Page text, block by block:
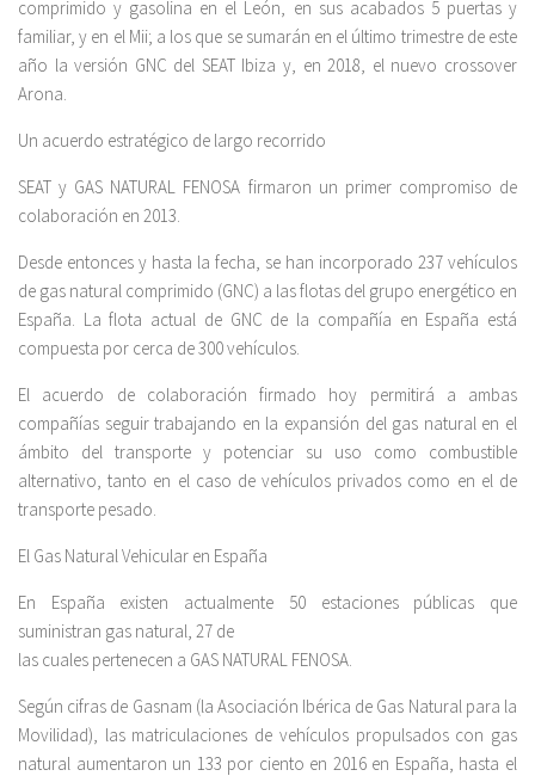
comprimido y gasolina en el León, en sus acabados 5 puertas y
familiar, y en el Mii; a los que se sumarán en el último trimestre de este
año la versión GNC del SEAT Ibiza y, en 2018, el nuevo crossover
Arona.
Un acuerdo estratégico de largo recorrido
SEAT y GAS NATURAL FENOSA firmaron un primer compromiso de
colaboración en 2013.
Desde entonces y hasta la fecha, se han incorporado 237 vehículos
de gas natural comprimido (GNC) a las flotas del grupo energético en
España. La flota actual de GNC de la compañía en España está
compuesta por cerca de 300 vehículos.
El acuerdo de colaboración firmado hoy permitirá a ambas
compañías seguir trabajando en la expansión del gas natural en el
ámbito del transporte y potenciar su uso como combustible
alternativo, tanto en el caso de vehículos privados como en el de
transporte pesado.
El Gas Natural Vehicular en España
En España existen actualmente 50 estaciones públicas que
suministran gas natural, 27 de
las cuales pertenecen a GAS NATURAL FENOSA.
Según cifras de Gasnam (la Asociación Ibérica de Gas Natural para la
Movilidad), las matriculaciones de vehículos propulsados con gas
natural aumentaron un 133 por ciento en 2016 en España, hasta el